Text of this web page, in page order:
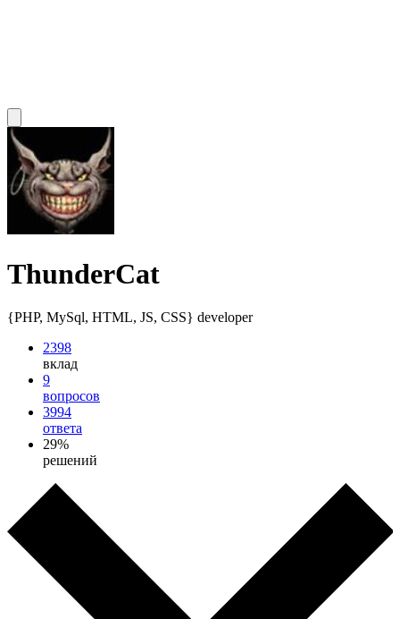
ThunderCat
{PHP, MySql, HTML, JS, CSS} developer
2398
вклад
9
вопросов
3994
ответа
29%
решений